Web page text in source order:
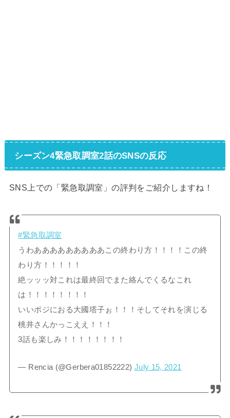
シーズン4緊急取調室2話のSNSの反応
SNS上での「緊急取調室」の評判をご紹介しますね！
#緊急取調室
うわあああああああああこの終わり方！！！！この終
わり方！！！！！
絶ッッッ対これは最終回でまた絡んでくるなこれ
は！！！！！！！！
いいポジにおる大國塔子ぉ！！！そしてそれを演じる
桃井さんかっこええ！！！
3話も楽しみ！！！！！！！！
— Rencia (@Gerbera01852222) July 15, 2021